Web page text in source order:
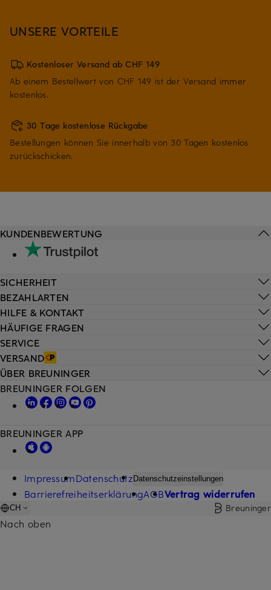
UNSERE VORTEILE
Kostenloser Versand ab CHF 149
Ab einem Bestellwert von CHF 149 ist der Versand immer
kostenlos.
30 Tage kostenlose Rückgabe
Bestellungen können Sie innerhalb von 30 Tagen kostenlos
zurückschicken.
HILFE & KONTAKT
HÄUFIGE FRAGEN
SERVICE
VERSAND
KUNDENBEWERTUNG
SICHERHEIT
BEZAHLARTEN
ÜBER BREUNINGER
BREUNINGER FOLGEN
BREUNINGER APP
ImpressumDatenschutzDatenschutzeinstellungen
BarrierefreiheitserklärungAGBVertrag widerrufen
CH Breuninger
Nach oben